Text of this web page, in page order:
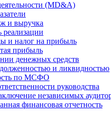
(MD&A)
и выручка
реализации
и налог на прибыль
прибыль
денежных средств
и ликвидностью
по МСФО
руководства
независимых
финансовая отчетность